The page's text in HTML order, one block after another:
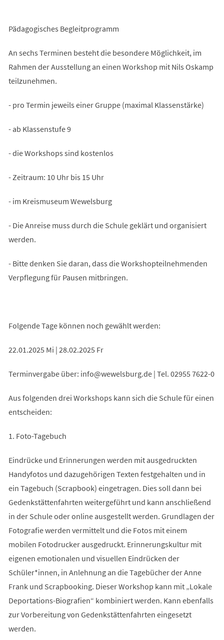
Pädagogisches Begleitprogramm
An sechs Terminen besteht die besondere Möglichkeit, im
Rahmen der Ausstellung an einen Workshop mit Nils Oskamp
teilzunehmen.
- pro Termin jeweils einer Gruppe (maximal Klassenstärke)
- ab Klassenstufe 9
- die Workshops sind kostenlos
- Zeitraum: 10 Uhr bis 15 Uhr
- im Kreismuseum Wewelsburg
- Die Anreise muss durch die Schule geklärt und organisiert
werden.
- Bitte denken Sie daran, dass die Workshopteilnehmenden
Verpflegung für Pausen mitbringen.
Folgende Tage können noch gewählt werden:
22.01.2025 Mi | 28.02.2025 Fr
Terminvergabe über: info wewelsburg de| Tel. 02955 7622-0
Aus folgenden drei Workshops kann sich die Schule für einen
entscheiden:
1. Foto-Tagebuch
Eindrücke und Erinnerungen werden mit ausgedruckten
Handyfotos und dazugehörigen Texten festgehalten und in
ein Tagebuch (Scrapbook) eingetragen. Dies soll dann bei
Gedenkstättenfahrten weitergeführt und kann anschließend
in der Schule oder online ausgestellt werden. Grundlagen der
Fotografie werden vermittelt und die Fotos mit einem
mobilen Fotodrucker ausgedruckt. Erinnerungskultur mit
eigenen emotionalen und visuellen Eindrücken der
Schüler*innen, in Anlehnung an die Tagebücher der Anne
Frank und Scrapbooking. Dieser Workshop kann mit „Lokale
Deportations-Biografien“ kombiniert werden. Kann ebenfalls
zur Vorbereitung von Gedenkstättenfahrten eingesetzt
werden.